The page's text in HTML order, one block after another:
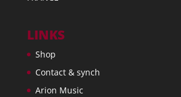
LINKS
Shop
Contact & synch
Arion Music